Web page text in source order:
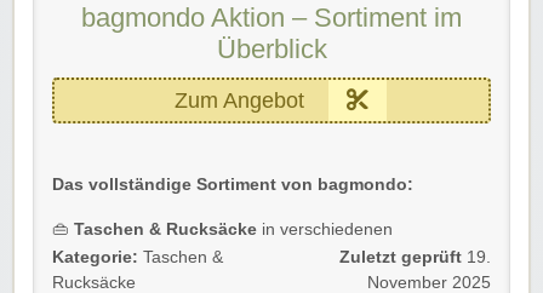
bagmondo Aktion – Sortiment im
Überblick
Zum Angebot
Das vollständige Sortiment von bagmondo:
👜 Taschen & Rucksäcke in verschiedenen
Ausführungen
🎒Alltags- & Freizeitmodelle
für diverse Einsatzzwecke
Kategorie: Taschen &
Rucksäcke
Zuletzt geprüft 19.
November 2025